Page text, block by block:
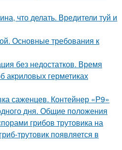
что делать. Вредители туй и
Основные требования к
без недостатков. Время
акриловых герметиках
саженцев. Контейнер «Р9»
дня. Общие положения
грибов трутовика на
трутовик появляется в